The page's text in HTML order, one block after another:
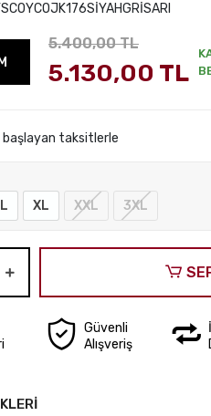
5.400,00 TL
5.130,00 TL
başlayan taksitlerle
L XL XXL 3XL
Güvenli
Alışveriş